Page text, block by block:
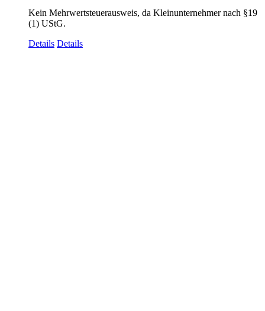
Kein Mehrwertsteuerausweis, da Kleinunternehmer nach §19
(1) UStG.
Details Details